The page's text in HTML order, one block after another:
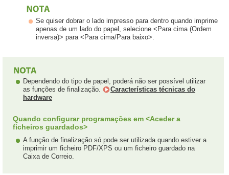
Se quiser dobrar o lado impresso para dentro quando imprime
apenas de um lado do papel, selecione <Para cima (Ordem
inversa)> para <Para cima/Para baixo>.
Dependendo do tipo de papel, poderá não ser possível utilizar
as funções de finalização.
Características técnicas do
hardware
Quando configurar programações em <Aceder a
ficheiros guardados>
A função de finalização só pode ser utilizada quando estiver a
imprimir um ficheiro PDF/XPS ou um ficheiro guardado na
Caixa de Correio.